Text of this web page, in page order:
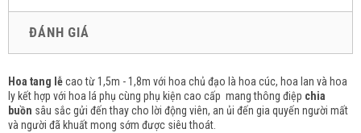
ĐÁNH GIÁ
Hoa tang lễcao từ 1,5m - 1,8m với hoa chủ đạo là hoa cúc, hoa lan và hoa
ly kết hợp với hoa lá phụ cùng phụ kiện cao cấp mang thông điệp chia
buồn sâu sắc gửi đến thay cho lời động viên, an ủi đến gia quyến người mất
và người đã khuất mong sớm được siêu thoát.